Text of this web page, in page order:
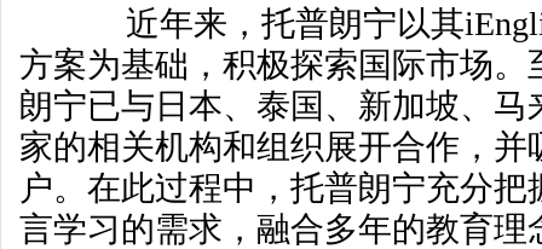
近年来，托普朗宁以其
方案为基础，积极探索国际市场。
朗宁已与日本、泰国、新加坡、马
家的相关机构和组织展开合作，并
户。在此过程中，托普朗宁充分
言学习的需求，融合多年的教育理